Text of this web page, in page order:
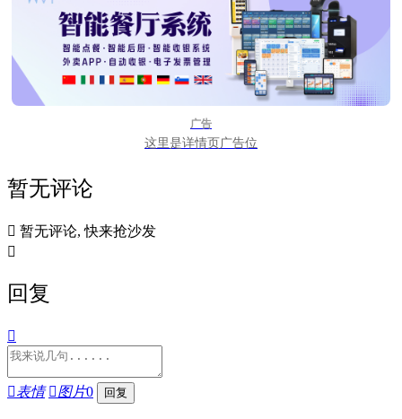
广告
这里是详情页广告位
暂无评论
 暂无评论, 快来抢沙发

回复

表情 图片0